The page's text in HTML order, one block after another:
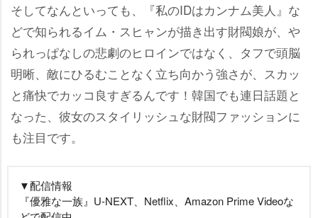
そしてなんといっても、『私のIDはカンナム美人』な
どで知られるイム・スヒャンが描き出す財閥娘が、
られっぱなしの悲劇のヒロインではなく、タフで頭脳
明晰、敵にひるむことなく立ち向かう強さが、スカッ
と痛快でカッコ良すぎるんです！韓国でも連日話題と
なった、彼女のスタイリッシュな財閥ファッションに
も注目です。
▼配信情報
『優雅な一族』U-NEXT、Netflix、Amazon Prime Videoな